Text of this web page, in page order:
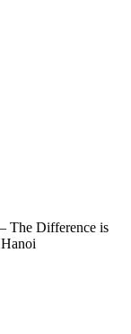
The Difference is